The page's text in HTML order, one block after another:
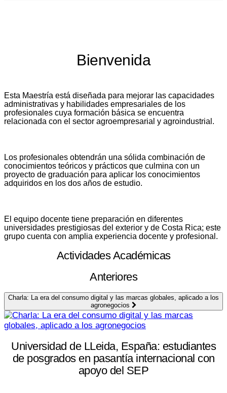
​Bienvenida
Esta Maestría está diseñada para mejorar las capacidades
administrativas y habilidades empresariales de los
profesionales cuya formación básica se encuentra
relacionada con el sector agroempresarial y agroindustrial.
Los profesionales obtendrán una sólida combinación de
conocimientos teóricos y prácticos que culmina con un
proyecto de graduación para aplicar los conocimientos
adquiridos en los dos años de estudio.
El equipo docente tiene preparación en diferentes
universidades prestigiosas del exterior y de Costa Rica; este
grupo cuenta con amplia experiencia docente y profesional.
Actividades Académicas
Anteriores
Charla: La era del consumo digital y las marcas globales, aplicado a los
agronegocios
Universidad de LLeida, España: estudiantes
de posgrados en pasantía internacional con
apoyo del SEP